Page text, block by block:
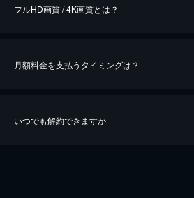
※40％ポイント還元の対象は、クレジットカード決済に
フルHD画質 / 4K画質とは？
月額料金を支払うタイミングは？
いつでも解約できますか